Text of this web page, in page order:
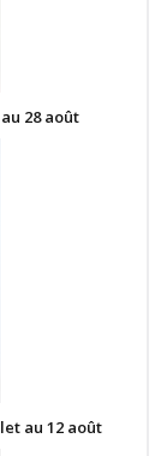
28 août
au 12 août